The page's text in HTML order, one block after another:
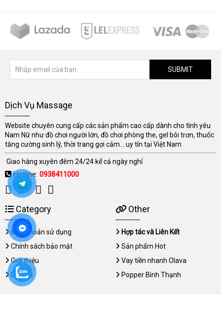
SUBMIT
Dịch Vụ Massage
Website chuyên cung cấp các sản phẩm cao cấp dành cho tình yêu
Nam Nữ như đồ chơi người lớn, đồ chơi phòng the, gel bôi trơn, thuốc
tăng cường sinh lý, thời trang gợi cảm... uy tín tại Việt Nam
Giao hàng xuyên đêm 24/24 kể cả ngày nghỉ
Hotline: 0938411000
Category
Điều khoản sử dụng
Chính sách bảo mật
Giới thiệu
Liên hệ
Other
Hợp tác và Liên Kết
Sản phẩm Hot
Vay tiền nhanh Olava
Popper Bình Thạnh